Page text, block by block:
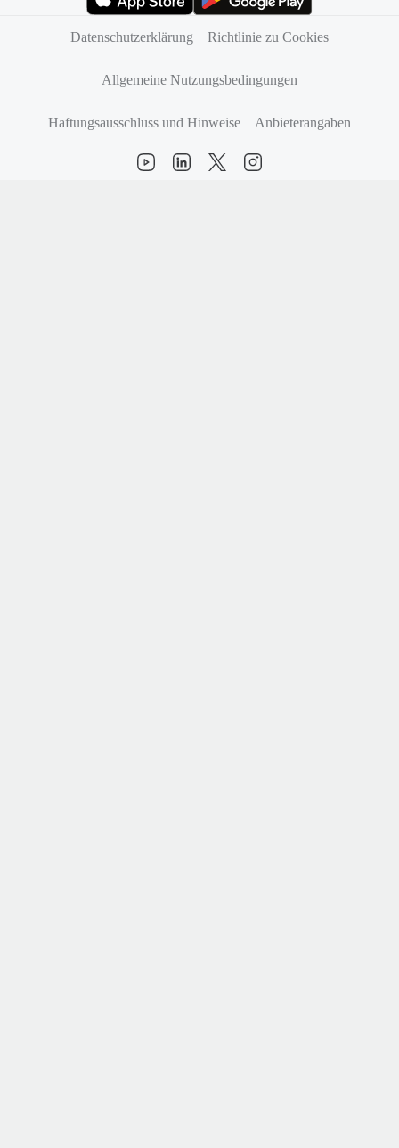
Datenschutzerklärung
Richtlinie zu Cookies
Allgemeine Nutzungsbedingungen
Haftungsausschluss und Hinweise Anbieterangaben